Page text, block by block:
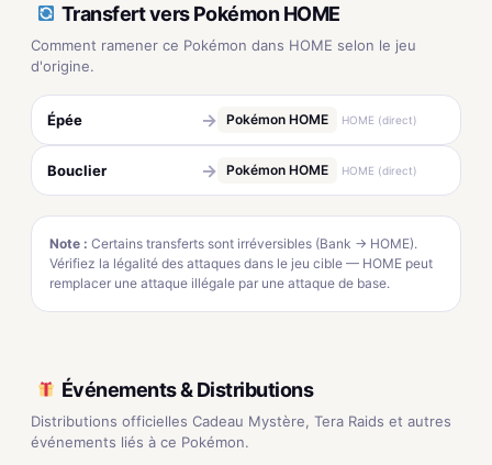
Transfert vers Pokémon HOME
Comment ramener ce Pokémon dans HOME selon le jeu
d'origine.
Épée → Pokémon HOME HOME (direct)
Bouclier → Pokémon HOME HOME (direct)
Note : Certains transferts sont irréversibles (Bank → HOME).
Vérifiez la légalité des attaques dans le jeu cible — HOME peut
remplacer une attaque illégale par une attaque de base.
Événements & Distributions
Distributions officielles Cadeau Mystère, Tera Raids et autres
événements liés à ce Pokémon.